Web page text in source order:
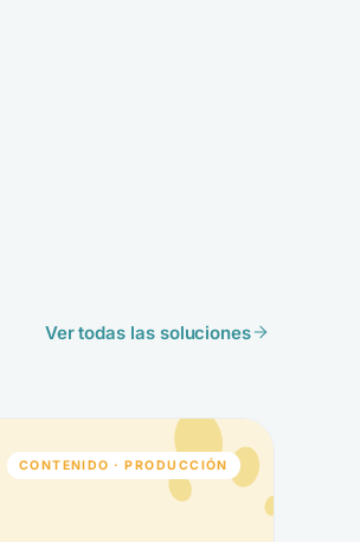
Ver todas las soluciones
CONTENIDO · PRODUCCIÓN